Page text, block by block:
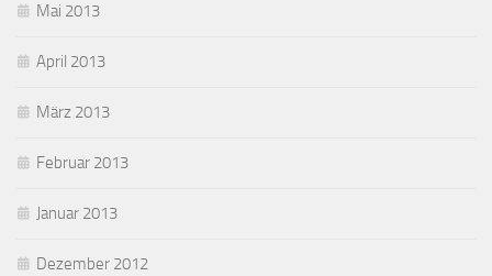
Mai 2013
April 2013
März 2013
Februar 2013
Januar 2013
Dezember 2012